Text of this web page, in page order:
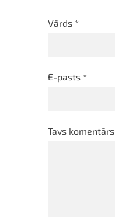
Vārds *
E-pasts *
Tavs komentārs